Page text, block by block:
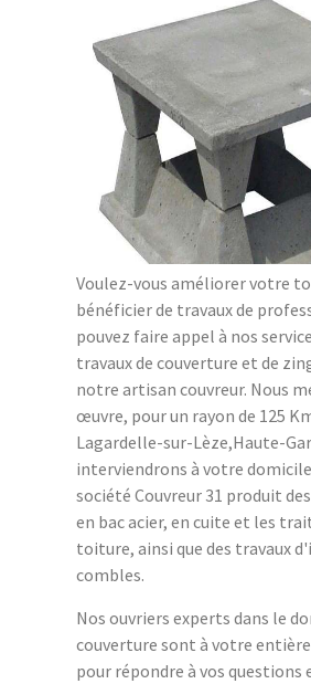
Voulez-vous améliorer votre
bénéficier de travaux de
pouvez faire appel à nos
travaux de couverture et de
notre artisan couvreur. Nous
œuvre, pour un rayon de 125
Lagardelle-sur-Lèze,Haute-
interviendrons à votre
société Couvreur 31 produit
en bac acier, en cuite et les
toiture, ainsi que des travaux
combles.
Nos ouvriers experts dans le
couverture sont à votre
pour répondre à vos questions